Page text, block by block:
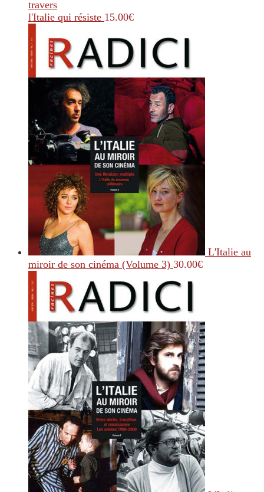
travers
l'Italie qui résiste 15.00€
L'Italie au
miroir de son cinéma (Volume 3) 30.00€